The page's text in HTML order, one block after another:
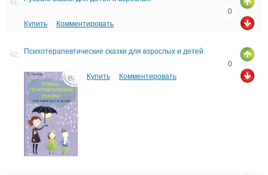
61.
0
Купить
Комментировать
62.
Психотерапевтические сказки для взрослых и детей
0
Купить
Комментировать